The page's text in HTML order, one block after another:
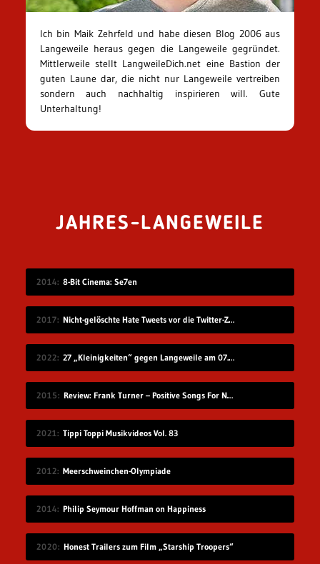
Ich bin Maik Zehrfeld und habe diesen Blog 2006 aus
Langeweile heraus gegen die Langeweile gegründet.
Mittlerweile stellt LangweileDich.net eine Bastion der
guten Laune dar, die nicht nur Langeweile vertreiben
sondern auch nachhaltig inspirieren will. Gute
Unterhaltung!
JAHRES-LANGEWEILE
2014 8-Bit Cinema: Se7en
2017 Nicht-gelöschte Hate Tweets vor die Twitter-Zentrale gesprüht
2022 27 „Kleinigkeiten“ gegen Langeweile am 07.08.2022
2015 Review: Frank Turner – Positive Songs For Negative People
2021 Tippi Toppi Musikvideos Vol. 83
2012 Meerschweinchen-Olympiade
2014 Philip Seymour Hoffman on Happiness
2020 Honest Trailers zum Film „Starship Troopers“